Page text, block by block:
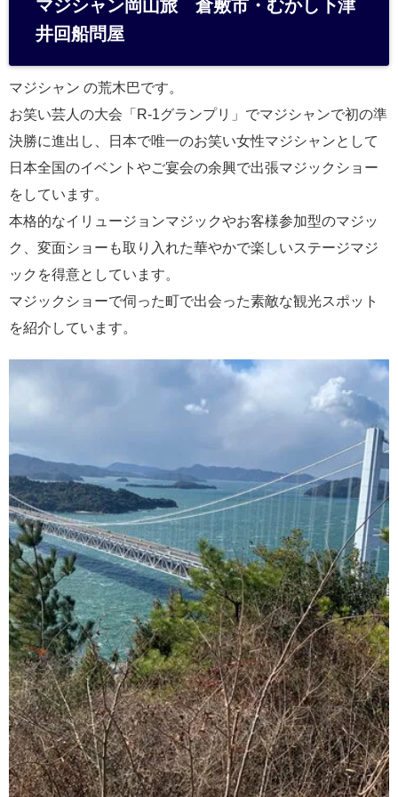
n
マジシャン岡山旅 倉敷市・むかし下津
井回船問屋
マジシャン の荒木巴です。
お笑い芸人の大会「R-1グランプリ」でマジシャンで初の準
決勝に進出し、日本で唯一のお笑い女性マジシャンとして
日本全国のイベントやご宴会の余興で出張マジックショー
をしています。
本格的なイリュージョンマジックやお客様参加型のマジッ
ク、変面ショーも取り入れた華やかで楽しいステージマジ
ックを得意としています。
マジックショーで伺った町で出会った素敵な観光スポット
を紹介しています。